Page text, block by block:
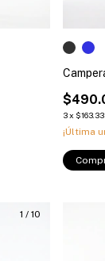
3x
¡Última
1 / 10